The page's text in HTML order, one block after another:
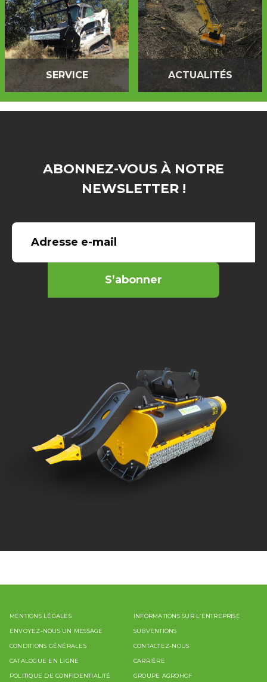
SERVICE ACTUALITÉS
ABONNEZ-VOUS À NOTRE
NEWSLETTER !
S’abonner
MENTIONS LÉGALES INFORMATIONS SUR L’ENTREPRISE
ENVOYEZ-NOUS UN MESSAGE SUBVENTIONS
CONDITIONS GÉNÉRALES CONTACTEZ-NOUS
CATALOGUE EN LIGNE CARRIÈRE
POLITIQUE DE CONFIDENTIALITÉ GROUPE AGROHOF